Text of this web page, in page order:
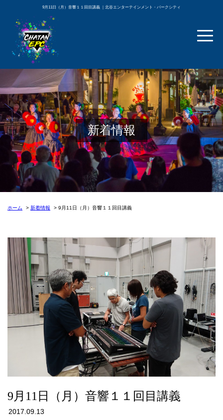
9月11日（月）音響１１回目講義 ｜北谷エンターテインメント・パークシティ
新着情報
ホーム 新着情報 9月11日（月）音響１１回目講義
9月11日（月）音響１１回目講義
2017.09.13